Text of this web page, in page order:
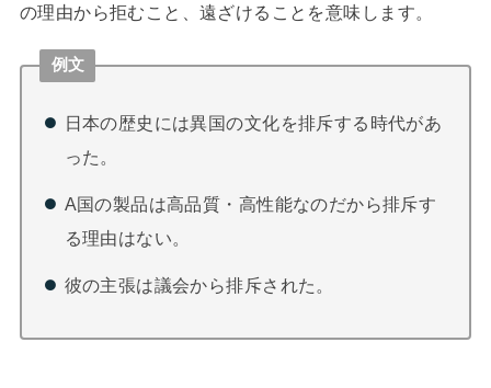
の理由から拒むこと、遠ざけることを意味します。
例文
日本の歴史には異国の文化を排斥する時代があ
った。
A国の製品は高品質・高性能なのだから排斥す
る理由はない。
彼の主張は議会から排斥された。